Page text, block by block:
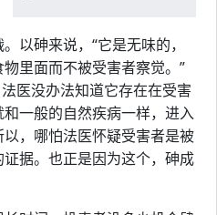
以砷来说，“它是无味的，
里面而不被受害者察觉。”
医没办法知道它存在在受害
一般的自然疾病一样，进入
，哪怕法医怀疑受害者是被
据。也正是因为这个，砷成